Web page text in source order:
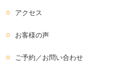
アクセス
お客様の声
ご予約／お問い合わせ